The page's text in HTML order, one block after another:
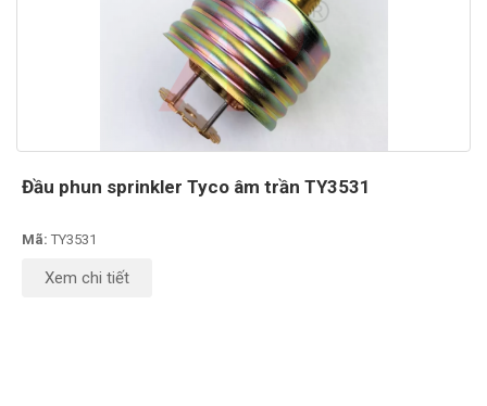
Đầu phun sprinkler Tyco âm trần TY3531
Mã: TY3531
Xem chi tiết